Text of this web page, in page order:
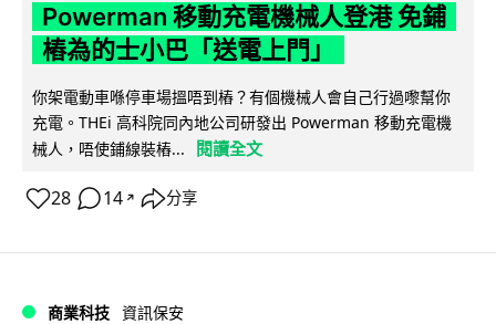
Powerman 移動充電機械人登港 免鋪
樁為的士小巴「送電上門」
你架電動車喺停車場搵唔到樁？有個機械人會自己行過嚟幫你
充電。THEi 高科院同內地公司研發出 Powerman 移動充電機
械人，唔使鋪線裝樁...
閱讀全文
28 14 ↗ 分享
商業科技 資訊保安